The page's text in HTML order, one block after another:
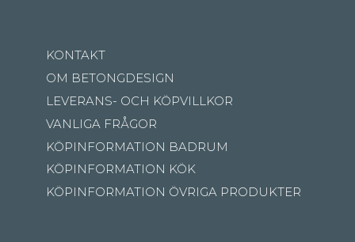
KONTAKT
OM BETONGDESIGN
LEVERANS- OCH KÖPVILLKOR
VANLIGA FRÅGOR
KÖPINFORMATION BADRUM
KÖPINFORMATION KÖK
KÖPINFORMATION ÖVRIGA PRODUKTER